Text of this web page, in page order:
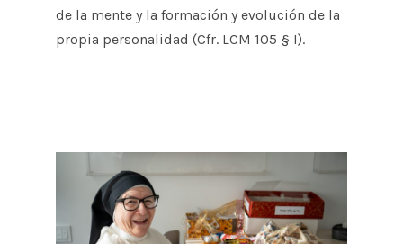
de la mente y la formación y evolución de la
propia personalidad (Cfr. LCM 105 § I).